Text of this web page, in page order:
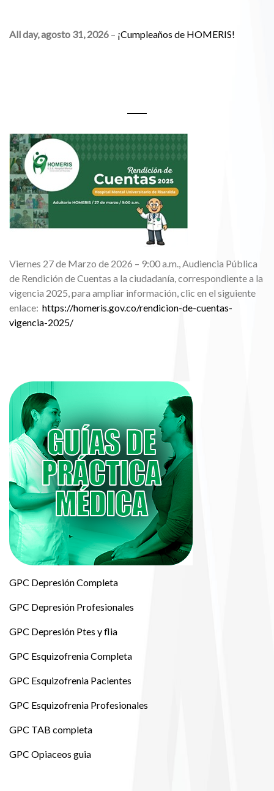
All day,agosto 31, 2026 – ¡Cumpleaños de HOMERIS!
Viernes 27 de Marzo de 2026 – 9:00 a.m., Audiencia Pública
de Rendición de Cuentas a la ciudadanía, correspondiente a la
vigencia 2025, para ampliar información, clic en el siguiente
enlace: https://homeris.gov.co/rendicion-de-cuentas-
vigencia-2025/
GPC Depresión Completa
GPC Depresión Profesionales
GPC Depresión Ptes y flia
GPC Esquizofrenia Completa
GPC Esquizofrenia Pacientes
GPC Esquizofrenia Profesionales
GPC TAB completa
GPC Opiaceos guia